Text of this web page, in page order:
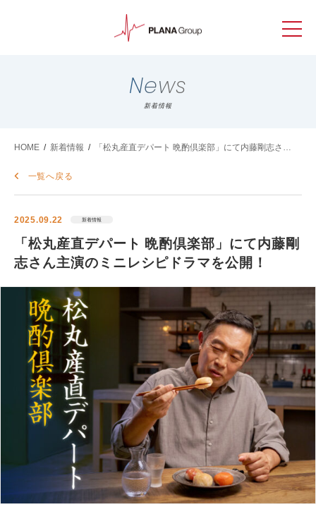
News
新着情報
HOME / 新着情報 /
「松丸産直デパート 晩酌倶楽部」にて内藤剛志さん
一覧へ戻る
2025.09.22 新着情報
「松丸産直デパート 晩酌倶楽部」にて内藤剛
志さん主演のミニレシピドラマを公開！